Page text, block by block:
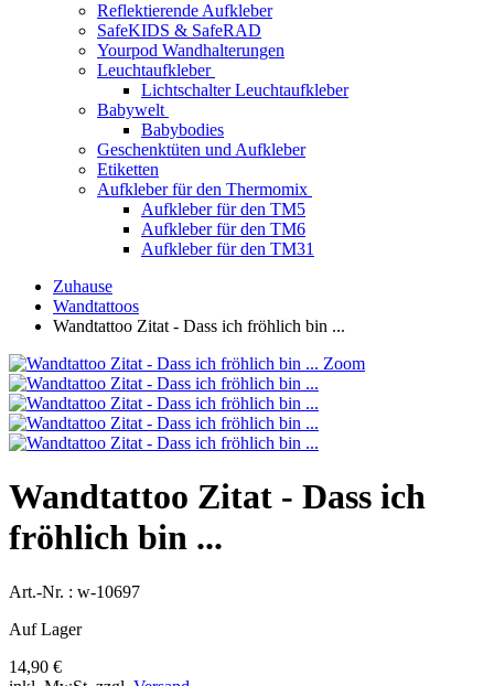
Reflektierende Aufkleber
SafeKIDS & SafeRAD
Yourpod Wandhalterungen
Leuchtaufkleber
Lichtschalter Leuchtaufkleber
Babywelt
Babybodies
Geschenktüten und Aufkleber
Etiketten
Aufkleber für den Thermomix
Aufkleber für den TM5
Aufkleber für den TM6
Aufkleber für den TM31
Zuhause
Wandtattoos
Wandtattoo Zitat - Dass ich fröhlich bin ...
Zoom
Wandtattoo Zitat - Dass ich
fröhlich bin ...
Art.-Nr. : w-10697
Auf Lager
14,90 €